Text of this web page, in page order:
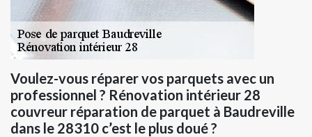
Voulez-vous réparer vos parquets avec un
professionnel ? Rénovation intérieur 28
couvreur réparation de parquet à Baudreville
dans le 28310 c’est le plus doué ?